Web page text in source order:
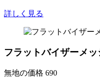
詳しく見る
フラットバイザーメ
無地の価格 690